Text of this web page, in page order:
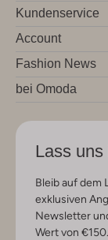
Kundenservice
Account
Fashion News
bei Omoda
Lass
Bleib auf dem
exklusiven
Newsletter
Wert von €150.